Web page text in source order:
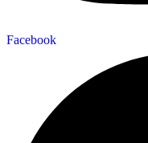
Facebook